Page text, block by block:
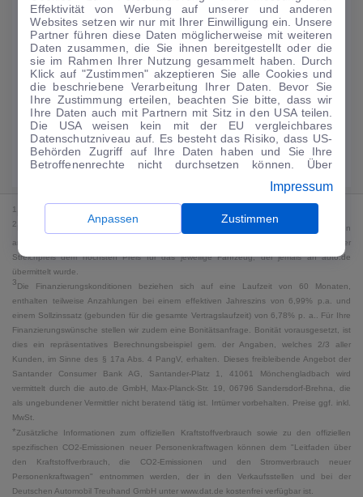
Finanzierung Kaufen
134€/mtl.
Guter Preis4
0 € Anzahlung ·60 Monate ·Finanzierungs-Details
Angebot anfragen Rate anpassen
Kraftstoffverbrauch komb. 5,4 l/100 km · CO₂-Emissionen komb. 123 g/km
· CO₂-Klasse D · WLTP*
1
2 Bei dem Streichpreis handelt es sich für Neufahrzeuge und junge Gebrauchte um den
an auto.de übermittelten Listenpreis. Für alle anderen Fahrzeuge entspricht der
Streichpreis dem höchsten Preis für das jeweilige Fahrzeug, der jemals an auto.de
übermittelt wurde.
3Die Finanzierungskonditionen beziehen sich auf eine Laufzeit von 60 Monaten,
enthalten teilweise Anzahlungen bei einem effektiven Jahreszins von 6,99% p.a. und
einem Sollzinssatz (gebunden für die gesamte Vertragslaufzeit) von 6,78% p. a.. Für Ihre
Finanzierungswünsche stellen wir zudem eine Bonitätsanfrage. Bonität vorausgesetzt, ist
dies ein repräsentatives Berechnungsbeispiel gem. der Angaben, welches 2/3 aller
Kunden, im Sinne des § 17a Abs. 4 PangV, erhalten. Dieses freibleibende Angebot der
Santander Consumer Bank AG, Santander-Platz 1, 41061 Mönchengladbach wird
vermittelt durch die auto.de GmbH, Max-Planck-Str. 19, 06796 Sandersdorf-Brehna, die
als ungebundener Vermittler nicht beratend tätig ist. Irrtümer vorbehalten. Preise ggf. inkl.
MwSt.
*Zusätzliche Informationen zum offiziellen Kraftstoffverbrauch sowie zu den offiziellen
spezifischen CO2-Emissionen neuer Personenkraftwagen können dem "Leitfaden über
den Kraftstoffverbrauch, die CO2-Emissionen und den Stromverbrauch neuer
Personenkraftwagen" entnommen werden, der in den Verkaufsstellen und bei der
Deutschen Automobil Treuhand GmbH unter www.dat.de kostenfrei verfügbar ist.
Effektivität von Werbung auf unserer und anderen
Websites setzen wir nur mit Ihrer Einwilligung ein. Unsere
Partner führen diese Daten möglicherweise mit weiteren
Daten zusammen, die Sie ihnen bereitgestellt oder die
sie im Rahmen Ihrer Nutzung gesammelt haben. Durch
Klick auf "Zustimmen" akzeptieren Sie alle Cookies und
die beschriebene Verarbeitung Ihrer Daten. Bevor Sie
Ihre Zustimmung erteilen, beachten Sie bitte, dass wir
Ihre Daten auch mit Partnern mit Sitz in den USA teilen.
Die USA weisen kein mit der EU vergleichbares
Datenschutzniveau auf. Es besteht das Risiko, dass US-
Behörden Zugriff auf Ihre Daten haben und Sie Ihre
Betroffenenrechte nicht durchsetzen können. Über
anpassen. Dies ist auch später jederzeit im Bereich
Cookie-Richtliniemöglich. Weitere Informationen finden
Sie in unsererDatenschutzerklärung .
Impressum
Anpassen Zustimmen